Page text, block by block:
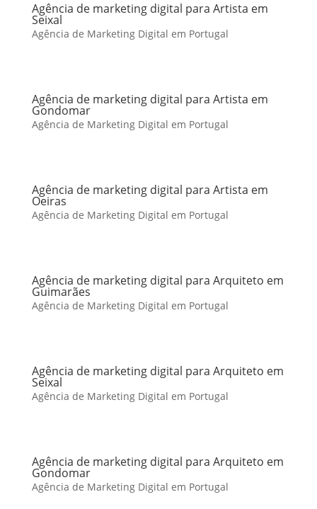
Agência de marketing digital para Artista em
Seixal
Agência de Marketing Digital em Portugal
Agência de marketing digital para Artista em
Gondomar
Agência de Marketing Digital em Portugal
Agência de marketing digital para Artista em
Oeiras
Agência de Marketing Digital em Portugal
Agência de marketing digital para Arquiteto em
Guimarães
Agência de Marketing Digital em Portugal
Agência de marketing digital para Arquiteto em
Seixal
Agência de Marketing Digital em Portugal
Agência de marketing digital para Arquiteto em
Gondomar
Agência de Marketing Digital em Portugal